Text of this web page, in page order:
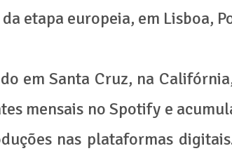
etapa europeia, em Lisboa,
em Santa Cruz, na
mensais no Spotify e
nas plataformas